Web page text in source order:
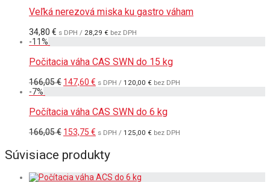
166,05 €. 153,75 €.
Veľká nerezová miska ku gastro váham
34,80 € s DPH / 28,29 € bez DPH
-11%
Počitacia váha CAS SWN do 15 kg
166,05€ Pôvodná
166,05 €.
147,60 € Aktuálna
147,60 €.
s DPH / 120,00 € bez DPH
-7%
Počítacia váha CAS SWN do 6 kg
166,05€ Pôvodná
bola:
166,05 €.
153,75 € Aktuálna
je:
153,75 €.
s DPH / 125,00 € bez DPH
Súvisiace produkty